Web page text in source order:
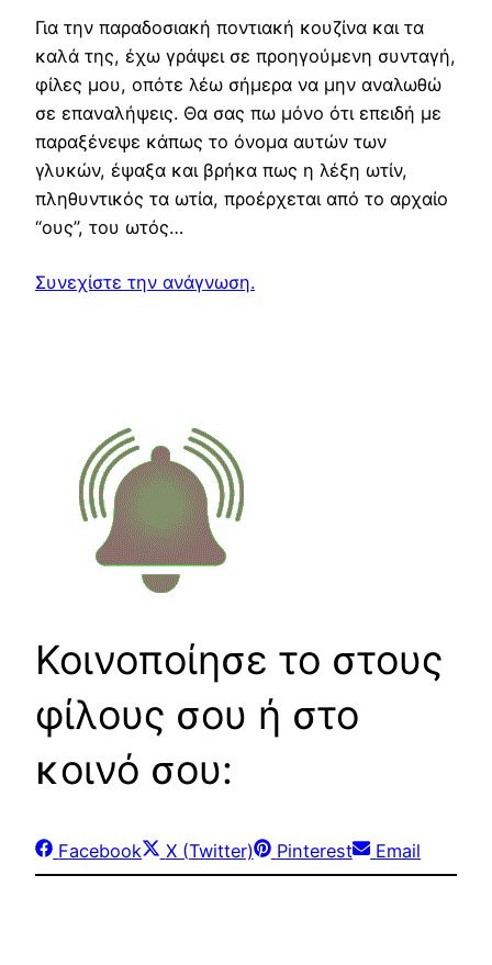
Για την παραδοσιακή ποντιακή κουζίνα και τα
καλά της, έχω γράψει σε προηγούμενη συνταγή,
φίλες μου, οπότε λέω σήμερα να μην αναλωθώ
σε επαναλήψεις. Θα σας πω μόνο ότι επειδή με
παραξένεψε κάπως το όνομα αυτών των
γλυκών, έψαξα και βρήκα πως η λέξη ωτίν,
πληθυντικός τα ωτία, προέρχεται από το αρχαίο
“ους”, του ωτός…
Συνεχίστε την ανάγνωση.
Κοινοποίησε το στους
φίλους σου ή στο
κοινό σου:
Share
on
Facebook
Share
on
X (Twitter)
Share
on
Pinterest
Share
on
Email